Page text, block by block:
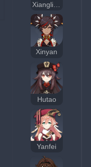
Xinyan
Hutao
Yanfei